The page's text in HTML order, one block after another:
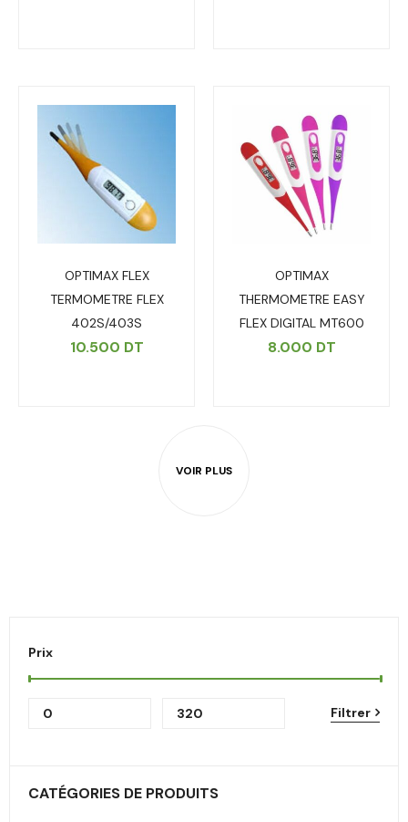
Prix
Filtrer
CATÉGORIES DE PRODUITS
OPTIMAX FLEX
TERMOMETRE FLEX
402S/403S
10.500 DT
OPTIMAX
THERMOMETRE EASY
FLEX DIGITAL MT600
8.000 DT